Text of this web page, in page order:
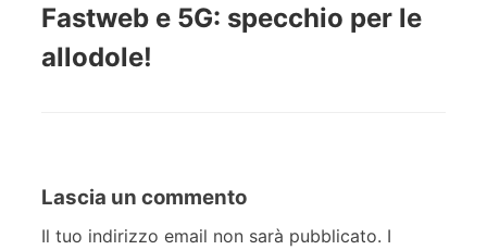
Fastweb e 5G: specchio per le
allodole!
Lascia un commento
Il tuo indirizzo email non sarà pubblicato. I